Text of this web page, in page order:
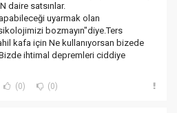
daire satsınlar.
uyarmak olan
bozmayın"diye.Ters
kafa için Ne kullanıyorsan bizede
ihtimal depremleri ciddiye
(0) (0)